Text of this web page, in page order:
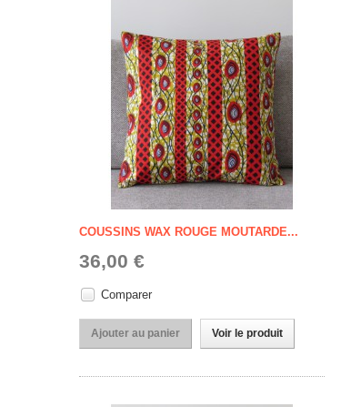
COUSSINS WAX ROUGE MOUTARDE...
36,00 €
Comparer
Ajouter au panier Voir le produit